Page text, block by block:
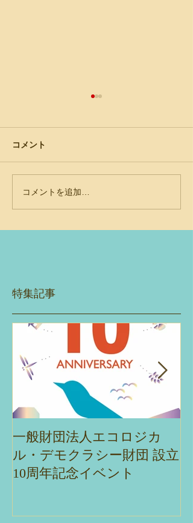
特集記事
運営」
（一社）日本公園緑地協会・
3（2021年12月号）土肥真人
（2021） 『公園緑地』に執
特集号に、エコデモの視点か
て...
コメント
コメントを追加…
一般財団法人エコロジカ
ル・デモクラシー財団 設立
10周年記念イベント